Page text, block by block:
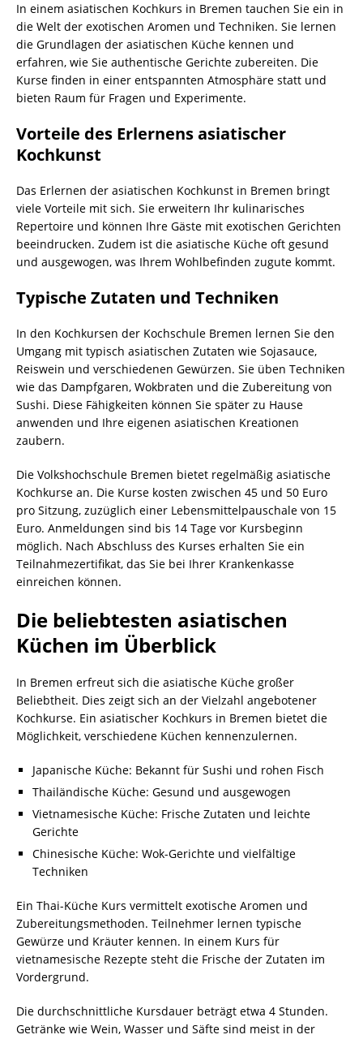
In einem asiatischen Kochkurs in Bremen tauchen Sie ein in
die Welt der exotischen Aromen und Techniken. Sie lernen
die Grundlagen der asiatischen Küche kennen und
erfahren, wie Sie authentische Gerichte zubereiten. Die
Kurse finden in einer entspannten Atmosphäre statt und
bieten Raum für Fragen und Experimente.
Vorteile des Erlernens asiatischer
Kochkunst
Das Erlernen der asiatischen Kochkunst in Bremen bringt
viele Vorteile mit sich. Sie erweitern Ihr kulinarisches
Repertoire und können Ihre Gäste mit exotischen Gerichten
beeindrucken. Zudem ist die asiatische Küche oft gesund
und ausgewogen, was Ihrem Wohlbefinden zugute kommt.
Typische Zutaten und Techniken
In den Kochkursen der Kochschule Bremen lernen Sie den
Umgang mit typisch asiatischen Zutaten wie Sojasauce,
Reiswein und verschiedenen Gewürzen. Sie üben Techniken
wie das Dampfgaren, Wokbraten und die Zubereitung von
Sushi. Diese Fähigkeiten können Sie später zu Hause
anwenden und Ihre eigenen asiatischen Kreationen
zaubern.
Die Volkshochschule Bremen bietet regelmäßig asiatische
Kochkurse an. Die Kurse kosten zwischen 45 und 50 Euro
pro Sitzung, zuzüglich einer Lebensmittelpauschale von 15
Euro. Anmeldungen sind bis 14 Tage vor Kursbeginn
möglich. Nach Abschluss des Kurses erhalten Sie ein
Teilnahmezertifikat, das Sie bei Ihrer Krankenkasse
einreichen können.
Die beliebtesten asiatischen
Küchen im Überblick
In Bremen erfreut sich die asiatische Küche großer
Beliebtheit. Dies zeigt sich an der Vielzahl angebotener
Kochkurse. Ein asiatischer Kochkurs in Bremen bietet die
Möglichkeit, verschiedene Küchen kennenzulernen.
Japanische Küche: Bekannt für Sushi und rohen Fisch
Thailändische Küche: Gesund und ausgewogen
Vietnamesische Küche: Frische Zutaten und leichte
Gerichte
Chinesische Küche: Wok-Gerichte und vielfältige
Techniken
Ein Thai-Küche Kurs vermittelt exotische Aromen und
Zubereitungsmethoden. Teilnehmer lernen typische
Gewürze und Kräuter kennen. In einem Kurs für
vietnamesische Rezepte steht die Frische der Zutaten im
Vordergrund.
Die durchschnittliche Kursdauer beträgt etwa 4 Stunden.
Getränke wie Wein, Wasser und Säfte sind meist in der